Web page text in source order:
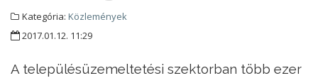
Kategória: Közlemények
2017.01.12. 11:29
A településüzemeltetési szektorban több ezer